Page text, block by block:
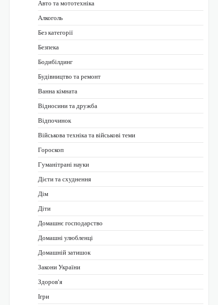
Авто та мототехніка
Алкоголь
Без категорії
Безпека
Бодибілдинг
Будівництво та ремонт
Ванна кімната
Відносини та дружба
Відпочинок
Військова техніка та військові теми
Гороскоп
Гуманітрані науки
Дієти та схуднення
Дім
Діти
Домашнє господарство
Домашні улюбленці
Домашній затишок
Закони України
Здоров'я
Ігри